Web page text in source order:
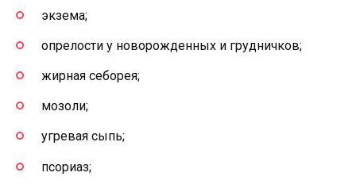
экзема;
опрелости у новорожденных и грудничков;
жирная себорея;
мозоли;
угревая сыпь;
псориаз;